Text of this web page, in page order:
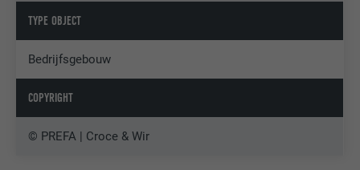
TYPE OBJECT
Bedrijfsgebouw
COPYRIGHT
© PREFA | Croce & Wir